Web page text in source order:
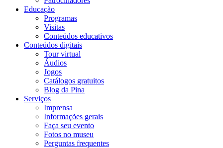
Educação
Programas
Visitas
Conteúdos educativos​
Conteúdos digitais
Tour virtual
Áudios
Jogos
Catálogos gratuitos
Blog da Pina
Serviços
Imprensa
Informações gerais
Faça seu evento
Fotos no museu
Perguntas frequentes